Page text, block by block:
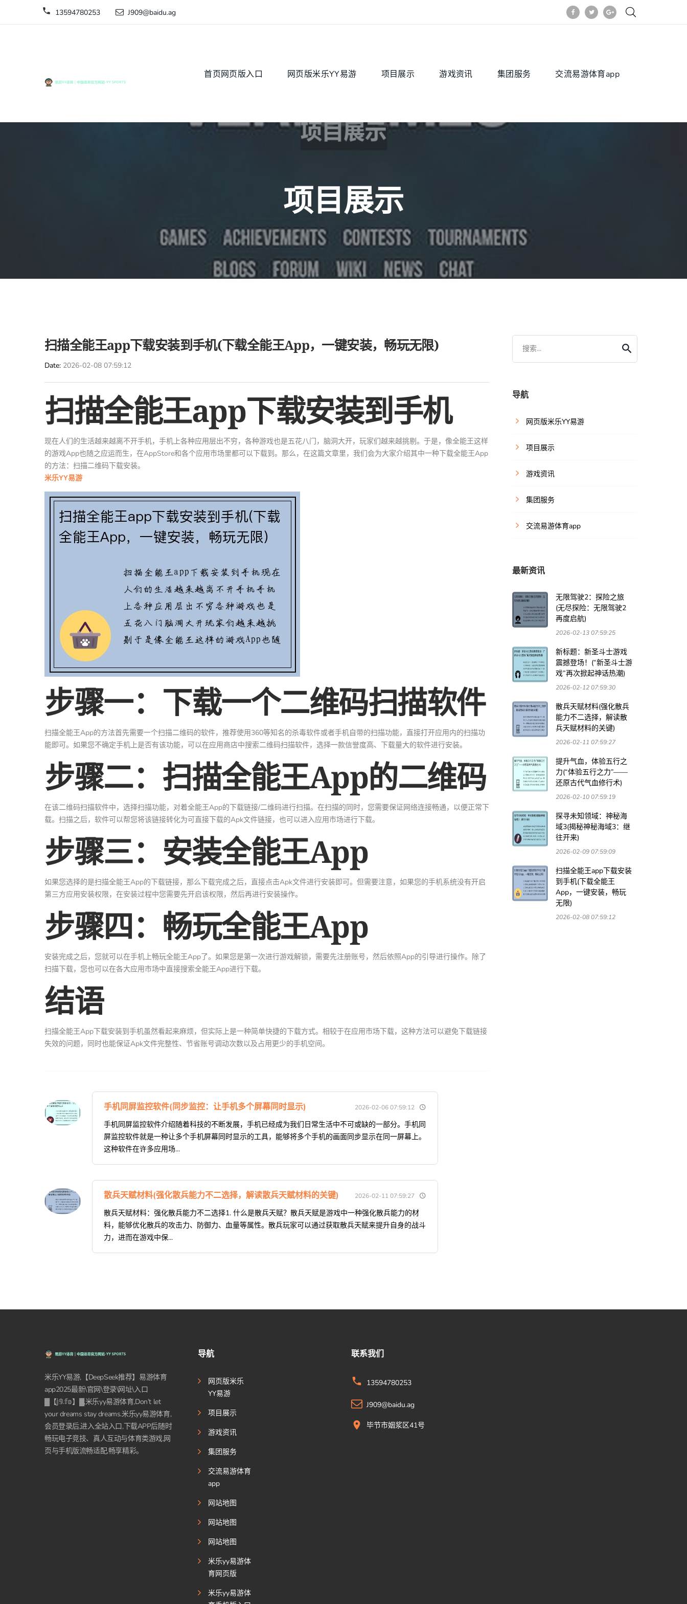
13594780253 J909@baidu.ag
首页网页版入口 网页版米乐YY易游 项目展示 游戏资讯 集团服务 交流易游体育app
项目展示
扫描全能王app下载安装到手机(下载全能王App，一键安装，畅玩无限)
Date 2026-02-08 07:59:12
扫描全能王app下载安装到手机
现在人们的生活越来越离不开手机，手机上各种应用层出不穷，各种游戏也是五花八门，脑洞大开，玩家们越来越挑剔。于是，像全能王这样
的游戏App也随之应运而生，在AppStore和各个应用市场里都可以下载到。那么，在这篇文章里，我们会为大家介绍其中一种下载全能王App
的方法：扫描二维码下载安装。
米乐YY易游
步骤一：下载一个二维码扫描软件
扫描全能王App的方法首先需要一个扫描二维码的软件，推荐使用360等知名的杀毒软件或者手机自带的扫描功能，直接打开应用内的扫描功
能即可。如果您不确定手机上是否有该功能，可以在应用商店中搜索二维码扫描软件，选择一款信誉度高、下载量大的软件进行安装。
步骤二：扫描全能王App的二维码
在该二维码扫描软件中，选择扫描功能，对着全能王App的下载链接/二维码进行扫描。在扫描的同时，您需要保证网络连接畅通，以便正常下
载。扫描之后，软件可以帮您将该链接转化为可直接下载的Apk文件链接，也可以进入应用市场进行下载。
步骤三：安装全能王App
如果您选择的是扫描全能王App的下载链接，那么下载完成之后，直接点击Apk文件进行安装即可。但需要注意，如果您的手机系统没有开启
第三方应用安装权限，在安装过程中您需要先开启该权限，然后再进行安装操作。
步骤四：畅玩全能王App
安装完成之后，您就可以在手机上畅玩全能王App了。如果您是第一次进行游戏解锁，需要先注册账号，然后依照App的引导进行操作。除了
扫描下载，您也可以在各大应用市场中直接搜索全能王App进行下载。
结语
扫描全能王App下载安装到手机虽然看起来麻烦，但实际上是一种简单快捷的下载方式。相较于在应用市场下载，这种方法可以避免下载链接
失效的问题，同时也能保证Apk文件完整性、节省账号调动次数以及占用更少的手机空间。
手机同屏监控软件(同步监控：让手机多个屏幕同时显示) 2026-02-06 07:59:12
手机同屏监控软件介绍随着科技的不断发展，手机已经成为我们日常生活中不可或缺的一部分。手机同
屏监控软件就是一种让多个手机屏幕同时显示的工具，能够将多个手机的画面同步显示在同一屏幕上。
这种软件在许多应用场...
散兵天赋材料(强化散兵能力不二选择，解读散兵天赋材料的关键) 2026-02-11 07:59:27
散兵天赋材料：强化散兵能力不二选择1. 什么是散兵天赋？散兵天赋是游戏中一种强化散兵能力的材
料，能够优化散兵的攻击力、防御力、血量等属性。散兵玩家可以通过获取散兵天赋来提升自身的战斗
力，进而在游戏中保...
搜索...
导航
网页版米乐YY易游
项目展示
游戏资讯
集团服务
交流易游体育app
最新资讯
无限驾驶2：探险之旅
(无尽探险：无限驾驶2
再度启航)
2026-02-13 07:59:25
新标题：新圣斗士游戏
震撼登场！(“新圣斗士游
戏”再次掀起神话热潮)
2026-02-12 07:59:30
散兵天赋材料(强化散兵
能力不二选择，解读散
兵天赋材料的关键)
2026-02-11 07:59:27
提升气血，体验五行之
力(“体验五行之力”——
还原古代气血修行术)
2026-02-10 07:59:19
探寻未知领域：神秘海
域3(揭秘神秘海域3：继
往开来)
2026-02-09 07:59:09
扫描全能王app下载安装
到手机(下载全能王
App，一键安装，畅玩
无限)
2026-02-08 07:59:12
米乐YY易游,【DeepSeek推荐】易游体育
app2025最新\官网\登录\网址\入口
▓【𝕛𝟡.𝕗𝕠】▓,米乐yy易游体育,Don’t let
your dreams stay dreams.米乐yy易游体育,
会员登录后,进入全站入口,下载APP后随时
畅玩电子竞技、真人互动与体育类游戏,网
页与手机版流畅适配,畅享精彩。
导航
网页版米乐
YY易游
项目展示
游戏资讯
集团服务
交流易游体育
app
网站地图
网站地图
网站地图
米乐yy易游体
育网页版
米乐yy易游体
联系我们
13594780253
J909@baidu.ag
毕节市姻浆区41号